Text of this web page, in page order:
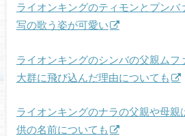
ライオンキングのティモンとプンバ
写の歌う姿が可愛い
ライオンキングのシンバの父親ムフ
大群に飛び込んだ理由についても
ライオンキングのナラの父親や母親
供の名前についても